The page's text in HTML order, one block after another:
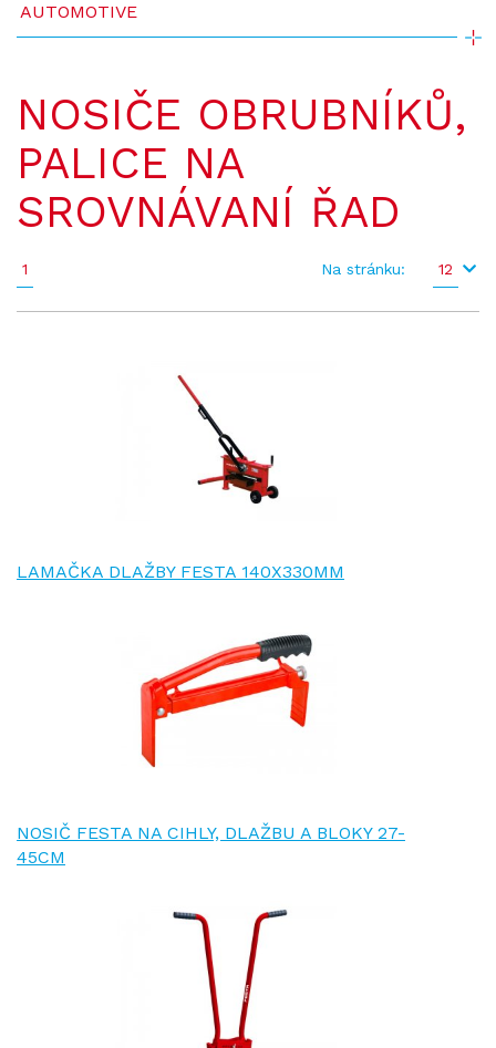
AUTOMOTIVE
NOSIČE OBRUBNÍKŮ,
PALICE NA
SROVNÁVANÍ ŘAD
1 Na stránku: 12
LAMAČKA DLAŽBY FESTA 140X330MM
NOSIČ FESTA NA CIHLY, DLAŽBU A BLOKY 27-
45CM